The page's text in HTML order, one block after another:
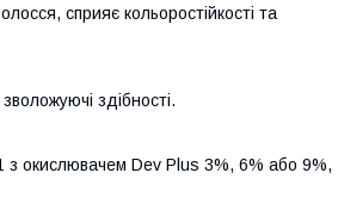
сприяє кольоростійкості та
здібності.
з окислювачем Dev Plus 3%, 6% або 9%,